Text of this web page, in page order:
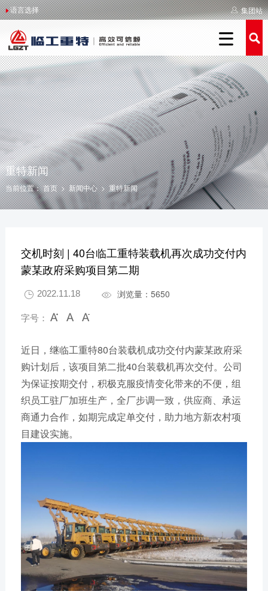
语言选择 集团站
重特简介
全球重特
企业文化
社会责任
联系我们
举报受理
重特简介
领导关怀
企业荣誉
发展历程
美丽重特
举报制度
侵权举报
我要举报
重特新闻
媒体聚焦
影像重特
活动专区
装载机系列
新能源系列
农补系列
经销商查询
施工案例
服务介绍
服务品牌
服务网点
操作保养
人才战略
人才招聘
人才培养

重特新闻
当前位置：首页>新闻中心>重特新闻
交机时刻 | 40台临工重特装载机再次成功交付内
蒙某政府采购项目第二期
 2022.11.18  浏览量：5650
字号：
近日，继临工重特80台装载机成功交付内蒙某政府采
购计划后，该项目第二批40台装载机再次交付。公司
为保证按期交付，积极克服疫情变化带来的不便，组
织员工驻厂加班生产，全厂步调一致，供应商、承运
商通力合作，如期完成定单交付，助力地方新农村项
目建设实施。